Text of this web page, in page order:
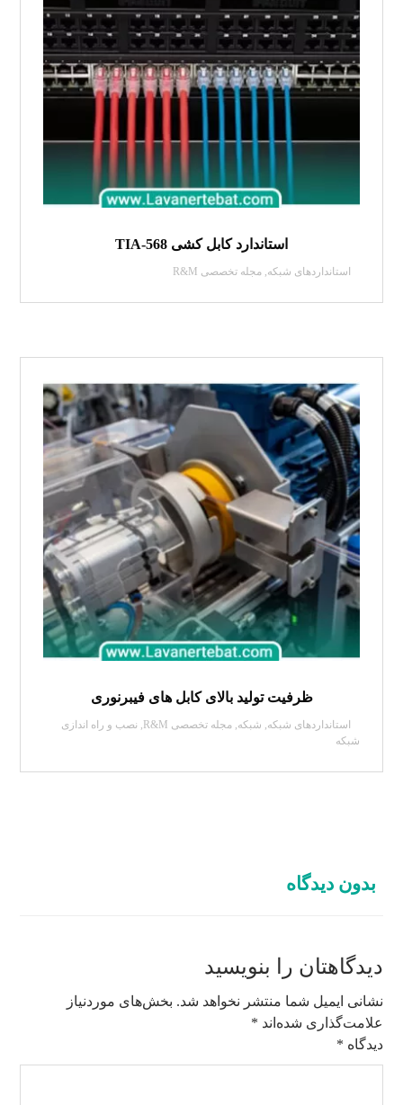
استاندارد کابل کشی TIA-568
استانداردهای شبکه,مجله تخصصی R&M
ظرفیت‌ تولید بالای کابل های فیبرنوری
استانداردهای شبکه, شبکه,مجله تخصصی R&M , نصب و راه اندازی
شبکه
بدون دیدگاه
دیدگاهتان را بنویسید
نشانی ایمیل شما منتشر نخواهد شد. بخش‌های موردنیاز
علامت‌گذاری شده‌اند *
دیدگاه *